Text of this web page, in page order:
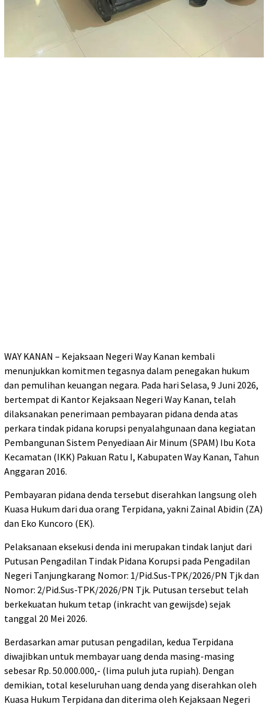
WAY KANAN – Kejaksaan Negeri Way Kanan kembali
menunjukkan komitmen tegasnya dalam penegakan hukum
dan pemulihan keuangan negara. Pada hari Selasa, 9 Juni 2026,
bertempat di Kantor Kejaksaan Negeri Way Kanan, telah
dilaksanakan penerimaan pembayaran pidana denda atas
perkara tindak pidana korupsi penyalahgunaan dana kegiatan
Pembangunan Sistem Penyediaan Air Minum (SPAM) Ibu Kota
Kecamatan (IKK) Pakuan Ratu I, Kabupaten Way Kanan, Tahun
Anggaran 2016.
Pembayaran pidana denda tersebut diserahkan langsung oleh
Kuasa Hukum dari dua orang Terpidana, yakni Zainal Abidin (ZA)
dan Eko Kuncoro (EK).
Pelaksanaan eksekusi denda ini merupakan tindak lanjut dari
Putusan Pengadilan Tindak Pidana Korupsi pada Pengadilan
Negeri Tanjungkarang Nomor: 1/Pid.Sus-TPK/2026/PN Tjk dan
Nomor: 2/Pid.Sus-TPK/2026/PN Tjk. Putusan tersebut telah
berkekuatan hukum tetap (inkracht van gewijsde) sejak
tanggal 20 Mei 2026.
Berdasarkan amar putusan pengadilan, kedua Terpidana
diwajibkan untuk membayar uang denda masing-masing
sebesar Rp. 50.000.000,- (lima puluh juta rupiah). Dengan
demikian, total keseluruhan uang denda yang diserahkan oleh
Kuasa Hukum Terpidana dan diterima oleh Kejaksaan Negeri